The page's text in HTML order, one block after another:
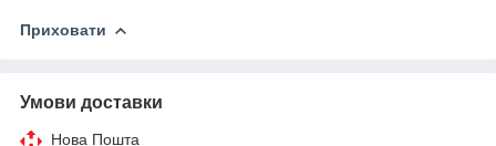
Приховати
Умови доставки
Нова Пошта